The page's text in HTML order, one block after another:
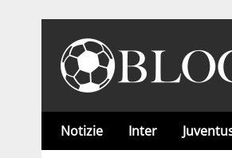
Notizie Inter